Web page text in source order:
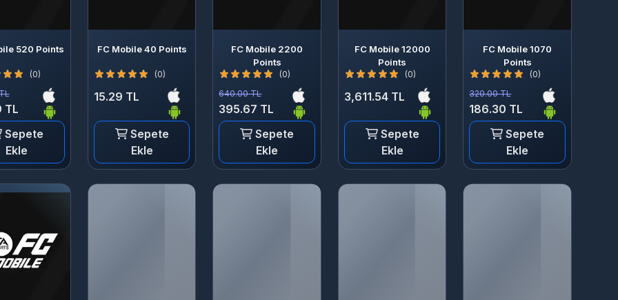
520 Points
(0)
TL
Sepete
Ekle
FC Mobile 40 Points
(0)
15.29 TL
Sepete
Ekle
FC Mobile 2200
Points
(0)
640.00 TL
395.67 TL
Sepete
Ekle
FC Mobile 12000
Points
(0)
3,611.54 TL
Sepete
Ekle
FC Mobile 1070
Points
(0)
320.00 TL
186.30 TL
Sepete
Ekle